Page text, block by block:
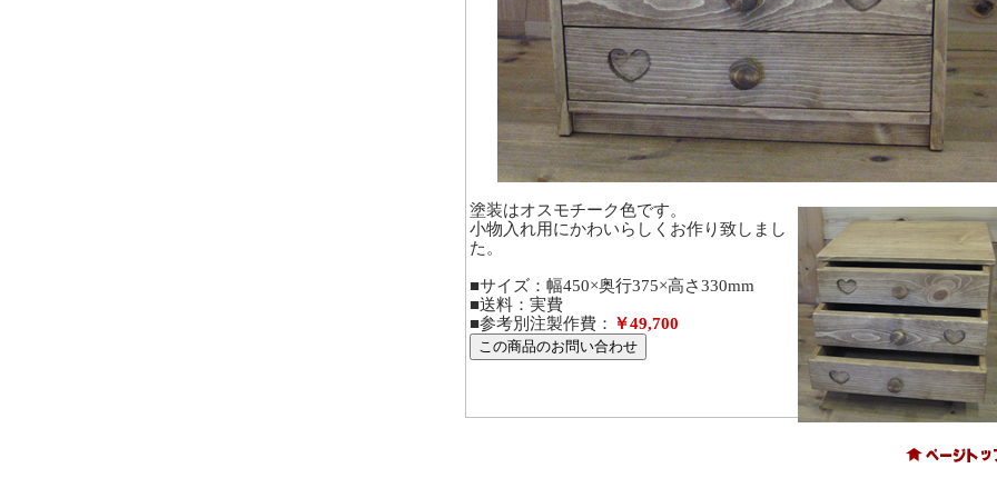
塗装はオスモチーク色です。
小物入れ用にかわいらしくお作り致しまし
た。
■サイズ：幅450×奥行375×高さ330mm
■送料：実費
■参考別注製作費： ￥49,700